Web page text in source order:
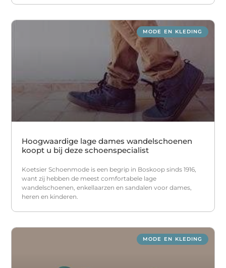
MODE EN KLEDING
Hoogwaardige lage dames wandelschoenen
koopt u bij deze schoenspecialist
Koetsier Schoenmode is een begrip in Boskoop sinds 1916,
want zij hebben de meest comfortabele lage
wandelschoenen, enkellaarzen en sandalen voor dames,
heren en kinderen.
MODE EN KLEDING